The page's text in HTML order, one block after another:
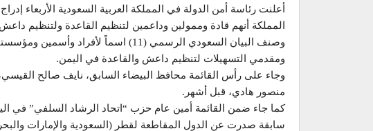
المملكة أنهم قادة وممولين وداعمين لتنظيم القاعدة ولتنظيم
وصنف البيان السعودي الرسمي (11) اسماً
ومقدمي التسهيلات لتنظيم داعش والقاعدة في اليمن.
وجاء على رأس القائمة محافظ البيضاء السابق، نايف صالح
منصور هادي، قبل أشهر.
كما جاء ضمن القائمة أمين عام حزب “اتحاد الرشاد السلفي” في
سابقة صدرت عن الدول المقاطعة لقطر (السعودية والإمارات